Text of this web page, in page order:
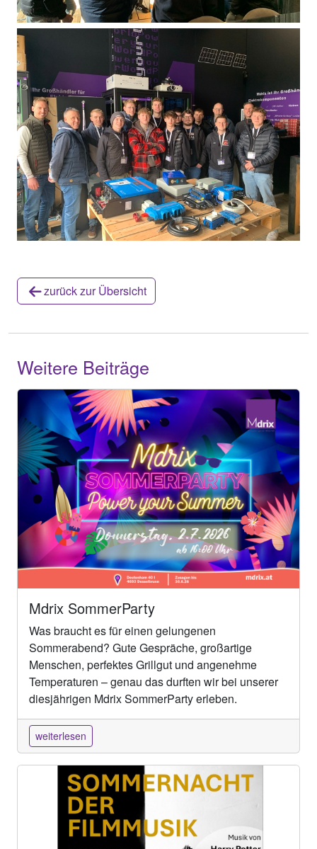
zurück zur Übersicht
Weitere Beiträge
Mdrix SommerParty
Was braucht es für einen gelungenen
Sommerabend? Gute Gespräche, großartige
Menschen, perfektes Grillgut und angenehme
Temperaturen – genau das durften wir bei unserer
diesjährigen Mdrix SommerParty erleben.
weiterlesen